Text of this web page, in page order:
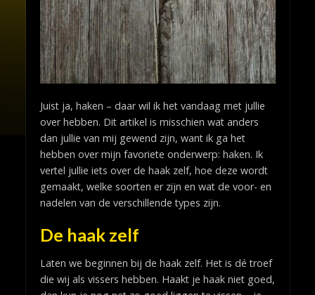
Juist ja, haken – daar wil ik het vandaag met jullie
over hebben. Dit artikel is misschien wat anders
dan jullie van mij gewend zijn, want ik ga het
hebben over mijn favoriete onderwerp: haken. Ik
vertel jullie iets over de haak zelf, hoe deze wordt
gemaakt, welke soorten er zijn en wat de voor- en
nadelen van de verschillende types zijn.
De haak zelf
Laten we beginnen bij de haak zelf. Het is dé troef
die wij als vissers hebben. Haakt je haak niet goed,